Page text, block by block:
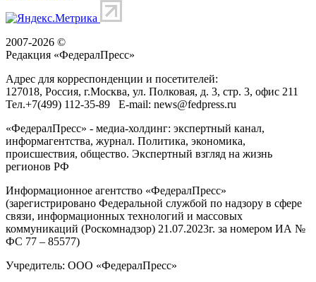
2007-2026 ©
Редакция «ФедералПресс»
Адрес для корреспонденции и посетителей:
127018, Россия, г.Москва, ул. Полковая, д. 3, стр. 3, офис 211
Тел.+7(499) 112-35-89 E-mail: news@fedpress.ru
«ФедералПресс» - медиа-холдинг: экспертный канал,
информагентства, журнал. Политика, экономика,
происшествия, общество. Экспертный взгляд на жизнь
регионов РФ
Информационное агентство «ФедералПресс»
(зарегистрировано Федеральной службой по надзору в сфере
связи, информационных технологий и массовых
коммуникаций (Роскомнадзор) 21.07.2023г. за номером ИА №
ФС 77 – 85577)
Учредитель: ООО «ФедералПресс»